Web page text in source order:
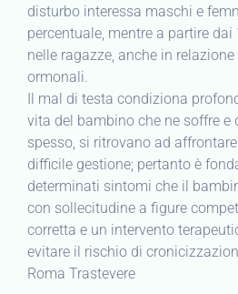
disturbo interessa maschi e
percentuale, mentre a partire
nelle ragazze, anche in
ormonali.
Il mal di testa condiziona
vita del bambino che ne soffre e
spesso, si ritrovano ad
difficile gestione; pertanto è
determinati sintomi che il
con sollecitudine a figure
corretta e un intervento
evitare il rischio di
Roma Trastevere